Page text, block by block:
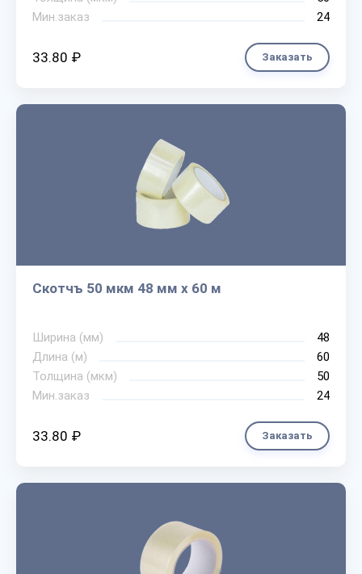
Мин.заказ
24
33.80 ₽ Заказать
Скотчъ 50 мкм 48 мм х 60 м
Ширина (мм)
48
Длина (м)
60
Толщина (мкм)
50
Мин.заказ
24
33.80 ₽ Заказать